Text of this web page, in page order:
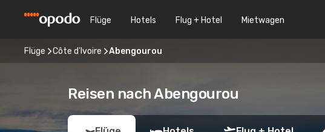
Flüge Hotels Flug + Hotel Mietwagen
Flüge Côte d'Ivoire Abengourou
Reisen nach Abengourou